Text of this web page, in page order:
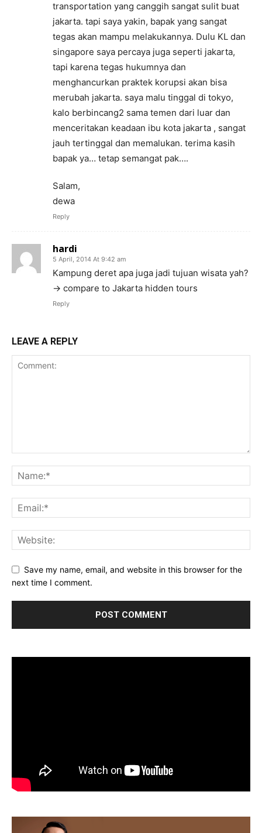
transportation yang canggih sangat sulit buat
jakarta. tapi saya yakin, bapak yang sangat
tegas akan mampu melakukannya. Dulu KL dan
singapore saya percaya juga seperti jakarta,
tapi karena tegas hukumnya dan
menghancurkan praktek korupsi akan bisa
merubah jakarta. saya malu tinggal di tokyo,
kalo berbincang2 sama temen dari luar dan
menceritakan keadaan ibu kota jakarta , sangat
jauh tertinggal dan memalukan. terima kasih
bapak ya… tetap semangat pak….
Salam,
dewa
Reply
hardi
5 April, 2014 At 9:42 am
Kampung deret apa juga jadi tujuan wisata yah?
-> compare to Jakarta hidden tours
Reply
LEAVE A REPLY
Save my name, email, and website in this browser for the
next time I comment.